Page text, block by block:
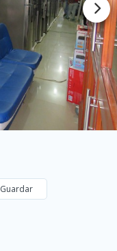
Guardar